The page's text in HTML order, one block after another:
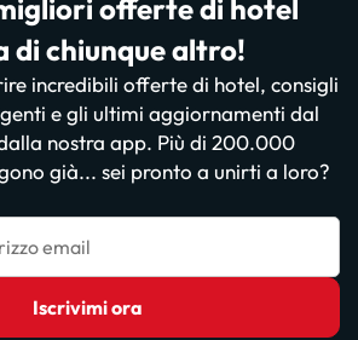
offerte di hotel
di chiunque altro!
incredibili offerte di hotel, consigli
e gli ultimi aggiornamenti dal
nostra app. Più di 200.000
già... sei pronto a unirti a loro?
email
Iscrivimi ora